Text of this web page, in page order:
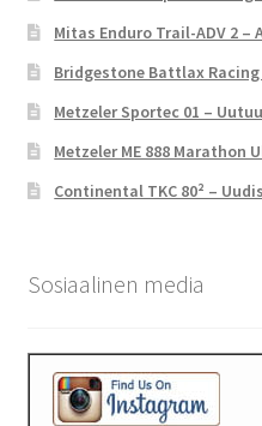
Mitas Enduro Trail-ADV 2 –
Bridgestone Battlax
Metzeler Sportec 01 –
Metzeler ME 888 Marathon
Continental TKC 80² –
Sosiaalinen media